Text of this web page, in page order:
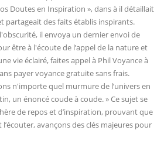
Doutes en Inspiration », dans à il détaillait
partageait des faits établis inspirants.
il envoya un dernier envoi de
être à l'écoute de l’appel de la nature et
vie éclairé, faites appel à Phil Voyance à
payer voyance gratuite sans frais.
n'importe quel murmure de l’univers en
un énoncé coude à coude. » Ce sujet se
de repos et d’inspiration, prouvant que
avançons des clés majeures pour